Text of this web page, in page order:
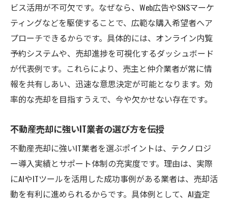
ビス活用が不可欠です。なぜなら、Web広告やSNSマーケ
ティングなどを駆使することで、広範な購入希望者へア
プローチできるからです。具体的には、オンライン内覧
予約システムや、売却進捗を可視化するダッシュボード
が代表例です。これらにより、売主と仲介業者が常に情
報を共有しあい、迅速な意思決定が可能となります。効
率的な売却を目指すうえで、今や欠かせない存在です。
不動産売却に強いIT業者の選び方を伝授
不動産売却に強いIT業者を選ぶポイントは、テクノロジ
ー導入実績とサポート体制の充実度です。理由は、実際
にAIやITツールを活用した成功事例がある業者は、売却活
動を有利に進められるからです。具体例として、AI査定